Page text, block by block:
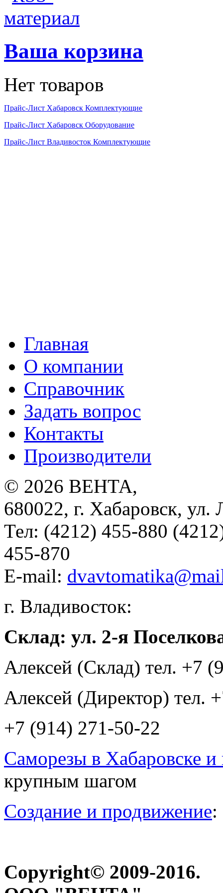
Ваша корзина
Нет товаров
Прайс-Лист Хабаровск Комплектующие
Прайс-Лист Хабаровск Оборудование
Прайс-Лист Владивосток Комплектующие
Главная
О компании
Справочник
Задать вопрос
Контакты
Производители
© 2026 ВЕНТА,
680022, г. Хабаровск, ул.
Тел: (4212) 455-880
455-870
E-mail:
г. Владивосток:
Склад: ул. 2-я
Алексей (Склад) тел. +7
Алексей (Директор) тел.
+7 (914) 271-50-22
Саморезы в Хабаровске и
крупным шагом
Создание и продвижение:
Copyright© 2009-2016.